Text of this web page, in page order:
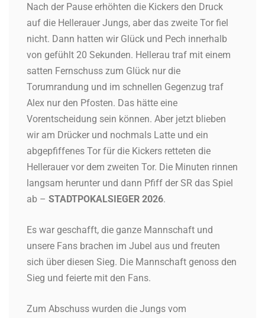
Nach der Pause erhöhten die Kickers den Druck
auf die Hellerauer Jungs, aber das zweite Tor fiel
nicht. Dann hatten wir Glück und Pech innerhalb
von gefühlt 20 Sekunden. Hellerau traf mit einem
satten Fernschuss zum Glück nur die
Torumrandung und im schnellen Gegenzug traf
Alex nur den Pfosten. Das hätte eine
Vorentscheidung sein können. Aber jetzt blieben
wir am Drücker und nochmals Latte und ein
abgepfiffenes Tor für die Kickers retteten die
Hellerauer vor dem zweiten Tor. Die Minuten rinnen
langsam herunter und dann Pfiff der SR das Spiel
ab – STADTPOKALSIEGER 2026.
Es war geschafft, die ganze Mannschaft und
unsere Fans brachen im Jubel aus und freuten
sich über diesen Sieg. Die Mannschaft genoss den
Sieg und feierte mit den Fans.
Zum Abschuss wurden die Jungs vom